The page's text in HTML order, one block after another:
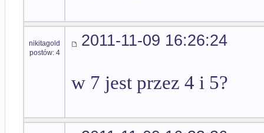
nikitagold
postów: 4
2011-11-09 16:26:24
w 7 jest przez 4 i 5?